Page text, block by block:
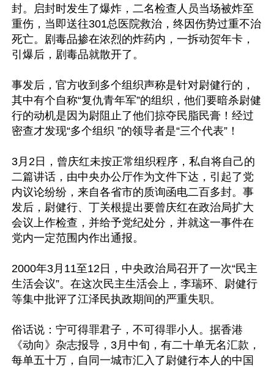
封。启封时发生了爆炸，二名检查人员当场被炸至
重伤，当即送往301总医院救治，终因伤势过重不治
死亡。剧毒品掺在浓烈的炸药内，一拆动贺年卡，
引爆后，剧毒品就散开了。
事发后，官方收到多个组织声称是针对尉健行的，
其中有个自称“复仇青年军”的组织，他们要暗杀尉健
行的动机是因为尉阻止了他们掠夺民脂民膏！经过
密查才发现“多个组织 ”的领导者是“三个代表”！
3月2日，曾庆红未按正常组织程序，私自将自己的
二篇讲话，由中央办公厅作为文件下达，引起了党
内议论纷纷，来自各省市的质询函电二百多封。事
发后，尉健行、丁关根提出要曾庆红在政治局扩大
会议上作检查，并给予党纪处分，并就这一事件在
党内一定范围内作出通报。
2000年3月11至12日，中央政治局召开了一次“民主
生活会议”。在这次民主生活会上，李瑞环、尉健行
等集中批评了江泽民执政期间的严重失职。
俗话说：宁可得罪君子，不可得罪小人。据香港
《动向》杂志报导，3月中旬，有二十单无名汇款，
每单五十万，自同一城市汇入了尉健行本人的中国